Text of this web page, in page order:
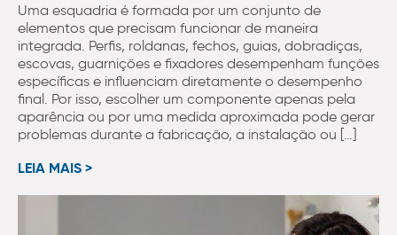
Uma esquadria é formada por um conjunto de
elementos que precisam funcionar de maneira
integrada. Perfis, roldanas, fechos, guias, dobradiças,
escovas, guarnições e fixadores desempenham funções
específicas e influenciam diretamente o desempenho
final. Por isso, escolher um componente apenas pela
aparência ou por uma medida aproximada pode gerar
problemas durante a fabricação, a instalação ou […]
LEIA MAIS >